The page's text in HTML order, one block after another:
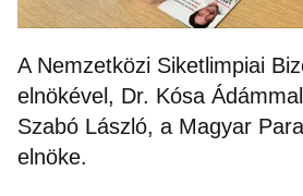
A Nemzetközi Siketlimpiai
elnökével, Dr. Kósa
Szabó László, a Magyar
elnöke.